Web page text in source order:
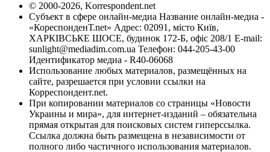
© 2000-2026, Korrespondent.net
Субъект в сфере онлайн-медиа Название онлайн-медиа -
«КореспонденТ.net» Адрес: 02091, місто Київ,
ХАРКІВСЬКЕ ШОСЕ, будинок 172-Б, офіс 208/1 E-mail:
sunlight@mediadim.com.ua Телефон: 044-205-43-00
Идентификатор медиа - R40-06068
Использование любых материалов, размещённых на
сайте, разрешается при условии ссылки на
Корреспондент.net.
При копировании материалов со страницы «Новости
Украины и мира», для интернет-изданий – обязательна
прямая открытая для поисковых систем гиперссылка.
Ссылка должна быть размещена в независимости от
полного либо частичного использования материалов.